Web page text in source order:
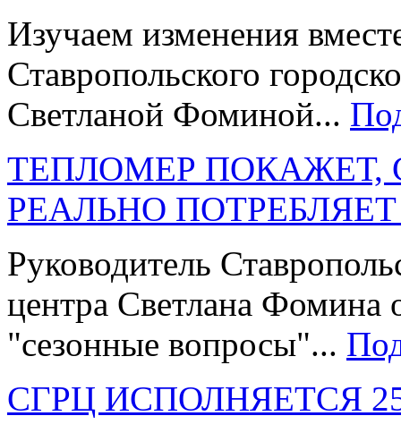
Изучаем изменения
Ставропольского
Светланой Фоминой...
ТЕПЛОМЕР ПОКАЖЕТ,
РЕАЛЬНО
Руководитель
центра Светлана Фомина
"сезонные вопросы"...
СГРЦ ИСПОЛНЯЕТСЯ